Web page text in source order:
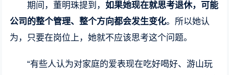
期间，董明珠提到，如果她现在就思考退休，可能
公司的整个管理、整个方向都会发生变化。所以她认
为，只要在岗位上，她就不应该思考这个问题。
“有些人认为对家庭的爱表现在吃好喝好、游山玩